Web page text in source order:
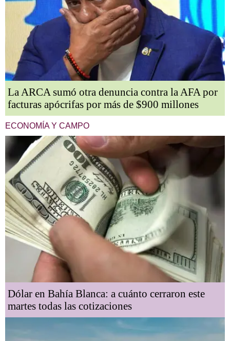
La ARCA sumó otra denuncia contra la AFA por
facturas apócrifas por más de $900 millones
ECONOMÍA Y CAMPO
Dólar en Bahía Blanca: a cuánto cerraron este
martes todas las cotizaciones